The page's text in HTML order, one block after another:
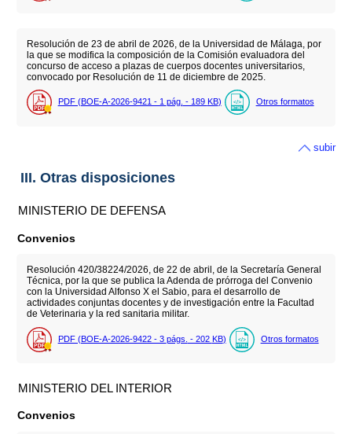
Resolución de 23 de abril de 2026, de la Universidad de Málaga, por
la que se modifica la composición de la Comisión evaluadora del
concurso de acceso a plazas de cuerpos docentes universitarios,
convocado por Resolución de 11 de diciembre de 2025.
PDF (BOE-A-2026-9421 - 1 pág. - 189 KB) Otros formatos
subir
III. Otras disposiciones
MINISTERIO DE DEFENSA
Convenios
Resolución 420/38224/2026, de 22 de abril, de la Secretaría General
Técnica, por la que se publica la Adenda de prórroga del Convenio
con la Universidad Alfonso X el Sabio, para el desarrollo de
actividades conjuntas docentes y de investigación entre la Facultad
de Veterinaria y la red sanitaria militar.
PDF (BOE-A-2026-9422 - 3 págs. - 202 KB) Otros formatos
MINISTERIO DEL INTERIOR
Convenios